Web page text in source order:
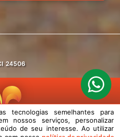
24506
PELAAGIL.NET
tecnologias semelhantes para
nossos serviços, personalizar
de seu interesse. Ao utilizar